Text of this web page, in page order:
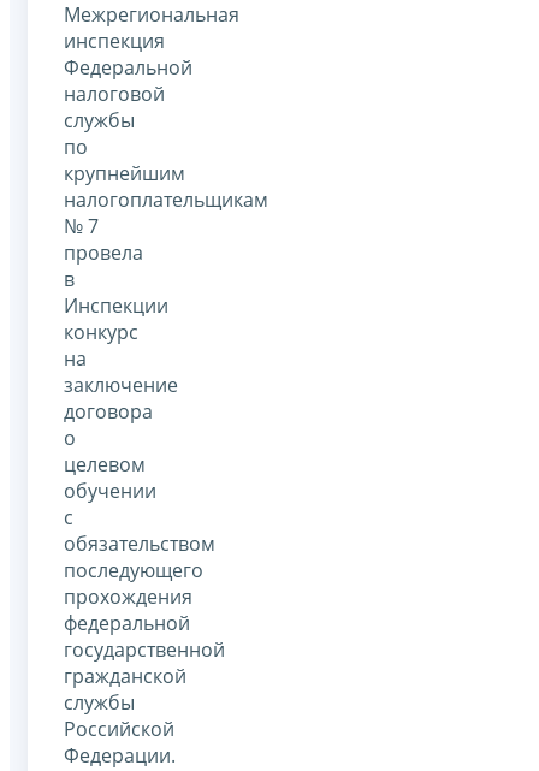
Межрегиональная
инспекция
Федеральной
налоговой
службы
по
крупнейшим
налогоплательщикам
№ 7
провела
в
Инспекции
конкурс
на
заключение
договора
о
целевом
обучении
с
обязательством
последующего
прохождения
федеральной
государственной
гражданской
службы
Российской
Федерации.